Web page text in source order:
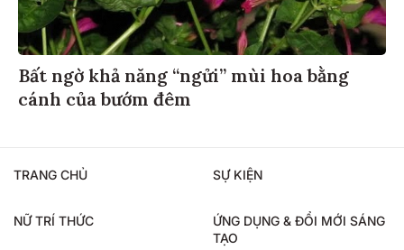
Bất ngờ khả năng “ngửi” mùi hoa bằng
cánh của bướm đêm
TRANG CHỦ SỰ KIỆN
NỮ TRÍ THỨC
ỨNG DỤNG & ĐỔI MỚI SÁNG
TẠO